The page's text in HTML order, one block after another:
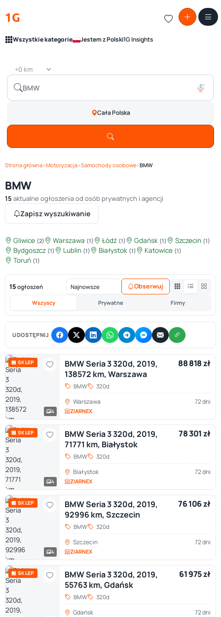
1G
Wszystkie kategorie Jestem z Polski1G Insights
Cała Polska
Strona główna›Motoryzacja›Samochody osobowe›BMW
BMW
15 aktualne ogłoszenia od osób prywatnych i agencji
Zapisz wyszukiwanie
Gliwice (2) Warszawa (1) Łódź (1) Gdańsk (1) Szczecin (1)
Bydgoszcz (1) Lublin (1) Białystok (1) Katowice (1)
Toruń (1)
15 ogłoszeń
Wszyscy Prywatne Firmy
Obserwuj
UDOSTĘPNIJ
🏪 SKLEP
4
BMW Seria 3 320d, 2019,
138572 km, Warszawa
88 818 zł
BMW 320d
Warszawa 72 dni
ZIARNEX
🏪 SKLEP
4
BMW Seria 3 320d, 2019,
71771 km, Białystok
78 301 zł
BMW 320d
Białystok 72 dni
ZIARNEX
🏪 SKLEP
4
BMW Seria 3 320d, 2019,
92996 km, Szczecin
76 106 zł
BMW 320d
Szczecin 72 dni
ZIARNEX
🏪 SKLEP
BMW Seria 3 320d, 2019,
55763 km, Gdańsk
61 975 zł
BMW 320d
Gdańsk 72 dni